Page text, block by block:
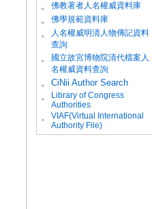
。 佛教著者人名權威資料庫
。 佛學規範資料庫
。
人名權威明清人物傳記資料
查詢
。
國立故宮博物院清代檔案人
名權威資料查詢
。
CiNii Author Search
。
Library of Congress
Authorities
。
VIAF(Virtual International
Authority File)